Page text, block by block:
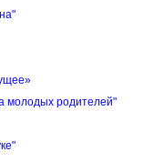
молодых родителей"